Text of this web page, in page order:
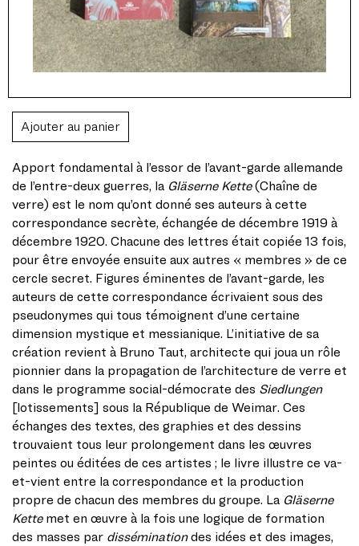
Maria Stavrinaki
CollectionTextes fondamentaux
Ajouter au panier
Apport fondamental à l’essor de l’avant-garde allemande
de l’entre-deux guerres, la Gläserne Kette(Chaîne de
verre) est le nom qu’ont donné ses auteurs à cette
correspondance secrète, échangée de décembre 1919 à
décembre 1920. Chacune des lettres était copiée 13 fois,
pour être envoyée ensuite aux autres « membres » de ce
cercle secret. Figures éminentes de l’avant-garde, les
auteurs de cette correspondance écrivaient sous des
pseudonymes qui tous témoignent d’une certaine
dimension mystique et messianique. L’initiative de sa
création revient à Bruno Taut, architecte qui joua un rôle
pionnier dans la propagation de l’architecture de verre et
dans le programme social-démocrate des Siedlungen
[lotissements] sous la République de Weimar. Ces
échanges des textes, des graphies et des dessins
trouvaient tous leur prolongement dans les œuvres
peintes ou éditées de ces artistes ; le livre illustre ce va-
et-vient entre la correspondance et la production
propre de chacun des membres du groupe. La Gläserne
Kettemet en œuvre à la fois une logique de formation
des masses par disséminationdes idées et des images,